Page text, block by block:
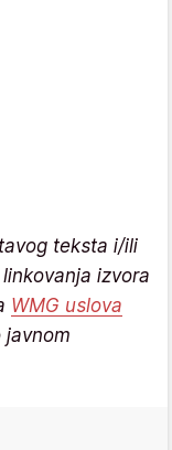
teksta i/ili
izvora
WMG uslova
javnom